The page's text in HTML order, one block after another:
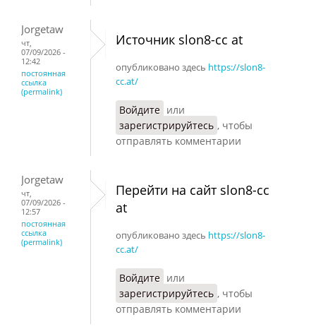
Jorgetaw
чт,
07/09/2026 -
12:42
постоянная
ссылка
(permalink)
Источник slon8-cc at
опубликовано здесь https://slon8-
cc.at/
Войдите или
зарегистрируйтесь , чтобы
отправлять комментарии
Jorgetaw
чт,
07/09/2026 -
12:57
постоянная
ссылка
(permalink)
Перейти на сайт slon8-cc
at
опубликовано здесь https://slon8-
cc.at/
Войдите или
зарегистрируйтесь , чтобы
отправлять комментарии